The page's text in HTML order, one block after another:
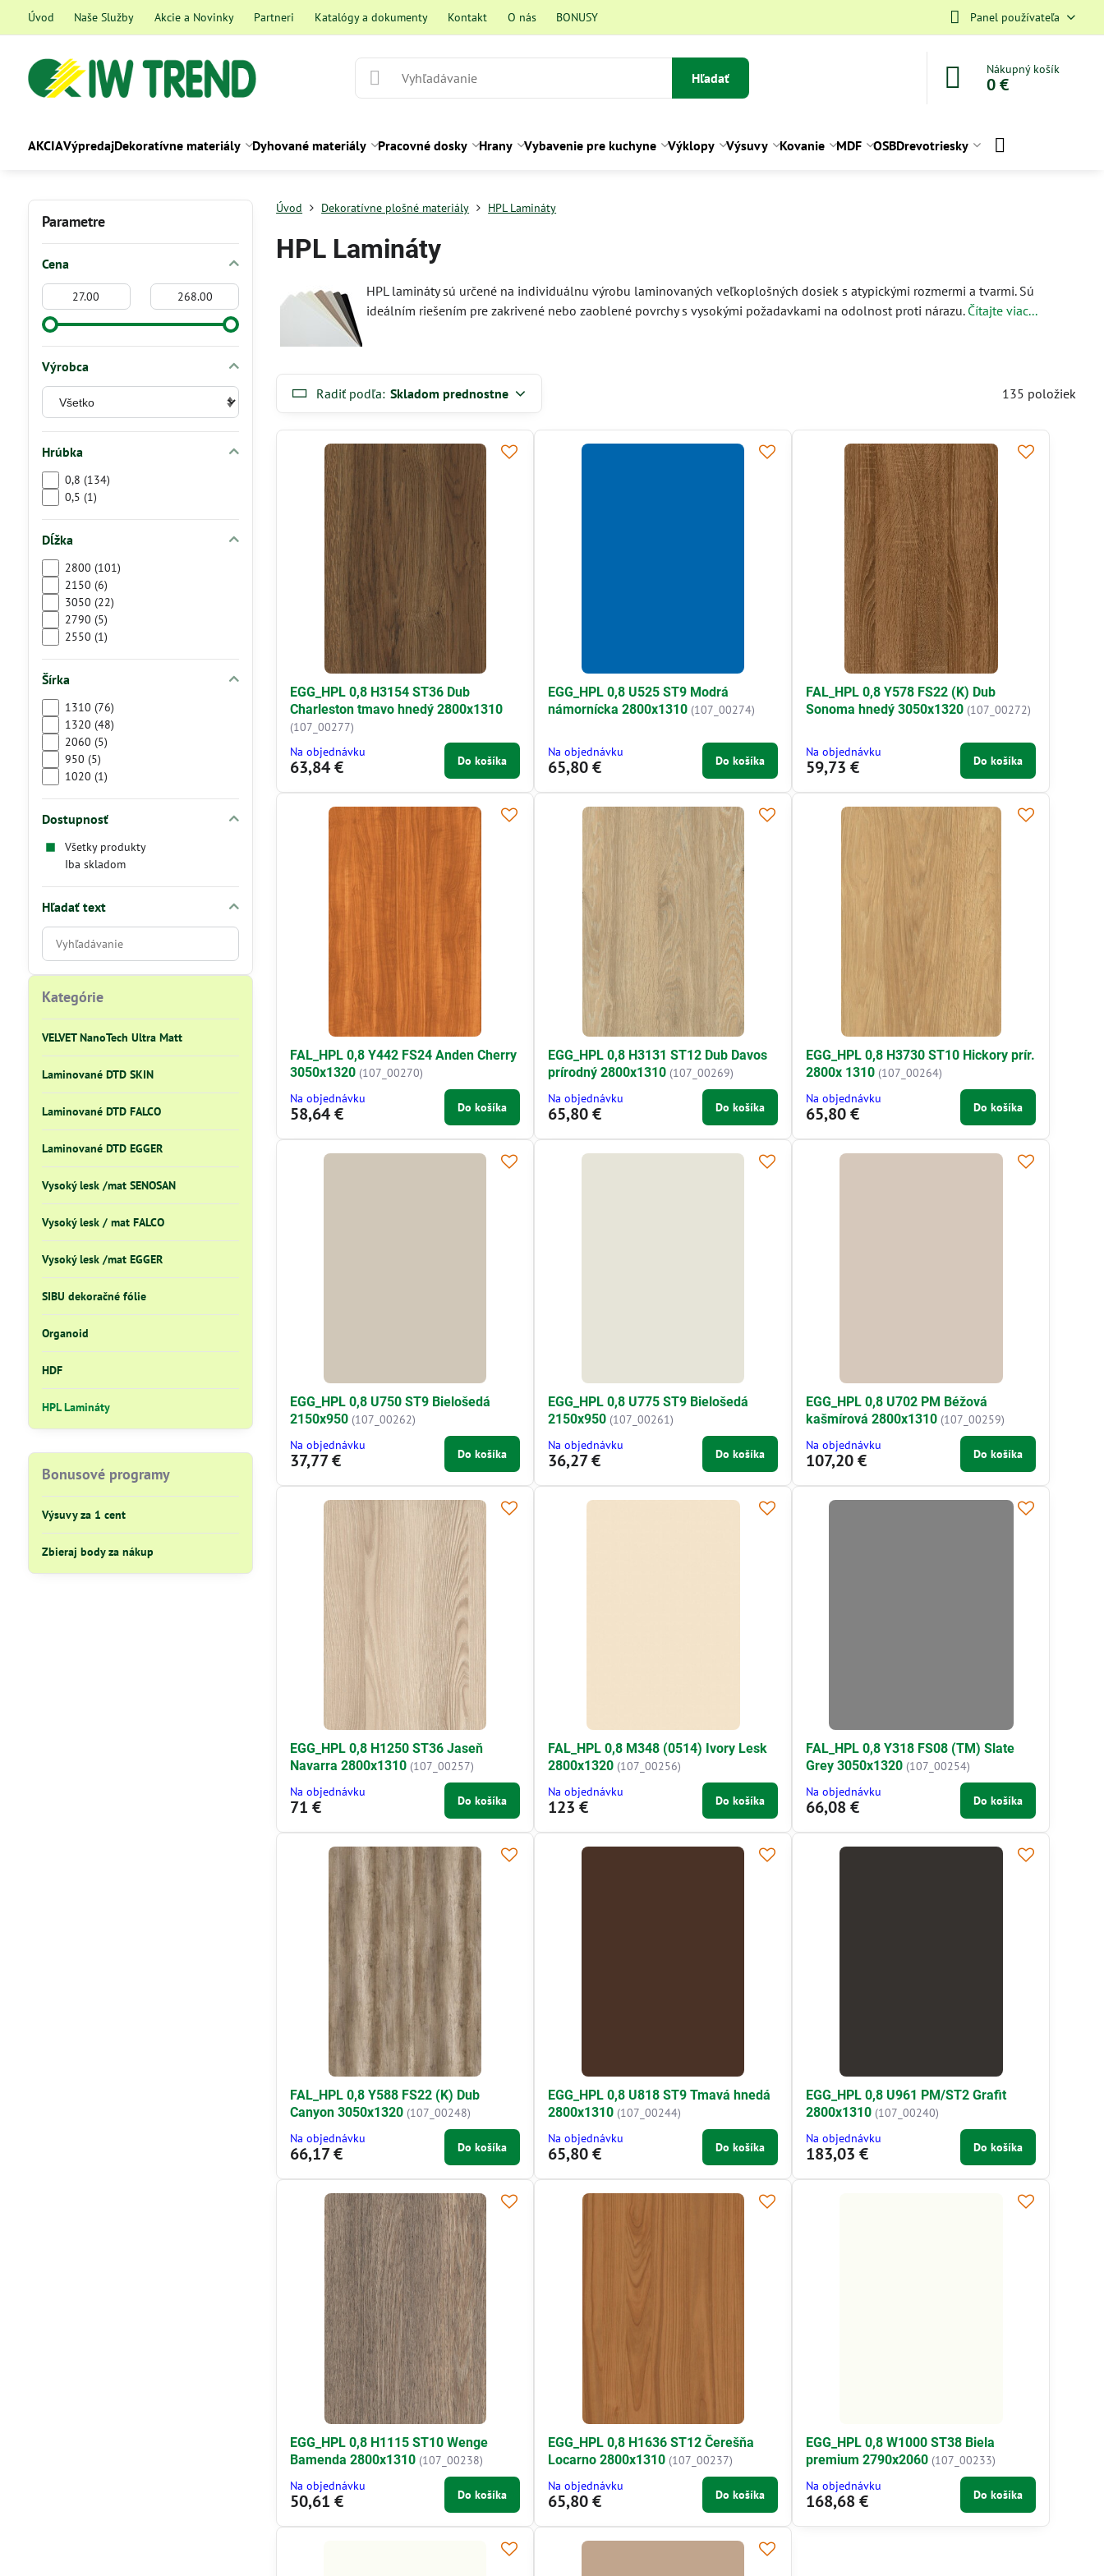
Úvod Naše Služby Akcie a Novinky Partneri Katalógy a dokumenty Kontakt O nás BONUSY Panel používateľa
Hľadať
Nákupný košík
0 €
AKCIAVýpredajDekoratívne materiály Dyhované materiály Pracovné dosky Hrany Vybavenie pre kuchyne Výklopy Výsuvy Kovanie MDF OSBDrevotriesky
Úvod Dekoratívne plošné materiály HPL Lamináty
HPL Lamináty
HPL lamináty sú určené na individuálnu výrobu laminovaných veľkoplošných dosiek s atypickými rozmermi a tvarmi. Sú
ideálním riešením pre zakrivené nebo zaoblené povrchy s vysokými požadavkami na odolnost proti nárazu. Čítajte viac...
Radiť podľa: Skladom prednostne 135 položiek
EGG_HPL 0,8 H3154 ST36 Dub
Charleston tmavo hnedý 2800x1310
(107_00277)
Na objednávku
63,84 € Do košíka
EGG_HPL 0,8 U525 ST9 Modrá
námornícka 2800x1310 (107_00274)
Na objednávku
65,80 € Do košíka
FAL_HPL 0,8 Y578 FS22 (K) Dub
Sonoma hnedý 3050x1320 (107_00272)
Na objednávku
59,73 € Do košíka
FAL_HPL 0,8 Y442 FS24 Anden Cherry
3050x1320 (107_00270)
Na objednávku
58,64 € Do košíka
EGG_HPL 0,8 H3131 ST12 Dub Davos
prírodný 2800x1310 (107_00269)
Na objednávku
65,80 € Do košíka
EGG_HPL 0,8 H3730 ST10 Hickory prír.
2800x 1310 (107_00264)
Na objednávku
65,80 € Do košíka
EGG_HPL 0,8 U750 ST9 Bielošedá
2150x950 (107_00262)
Na objednávku
37,77 € Do košíka
EGG_HPL 0,8 U775 ST9 Bielošedá
2150x950 (107_00261)
Na objednávku
36,27 € Do košíka
EGG_HPL 0,8 U702 PM Béžová
kašmírová 2800x1310 (107_00259)
Na objednávku
107,20 € Do košíka
EGG_HPL 0,8 H1250 ST36 Jaseň
Navarra 2800x1310 (107_00257)
Na objednávku
71 € Do košíka
FAL_HPL 0,8 M348 (0514) Ivory Lesk
2800x1320 (107_00256)
Na objednávku
123 € Do košíka
FAL_HPL 0,8 Y318 FS08 (TM) Slate
Grey 3050x1320 (107_00254)
Na objednávku
66,08 € Do košíka
FAL_HPL 0,8 Y588 FS22 (K) Dub
Canyon 3050x1320 (107_00248)
Na objednávku
66,17 € Do košíka
EGG_HPL 0,8 U818 ST9 Tmavá hnedá
2800x1310 (107_00244)
Na objednávku
65,80 € Do košíka
EGG_HPL 0,8 U961 PM/ST2 Grafit
2800x1310 (107_00240)
Na objednávku
183,03 € Do košíka
EGG_HPL 0,8 H1115 ST10 Wenge
Bamenda 2800x1310 (107_00238)
Na objednávku
50,61 € Do košíka
EGG_HPL 0,8 H1636 ST12 Čerešňa
Locarno 2800x1310 (107_00237)
Na objednávku
65,80 € Do košíka
EGG_HPL 0,8 W1000 ST38 Biela
premium 2790x2060 (107_00233)
Na objednávku
168,68 € Do košíka
Parametre
Cena
Od:
Do:
Výrobca
Hrúbka
0,8 (134)
0,5 (1)
Dĺžka
2800 (101)
2150 (6)
3050 (22)
2790 (5)
2550 (1)
Šírka
1310 (76)
1320 (48)
2060 (5)
950 (5)
1020 (1)
Dostupnosť
Všetky produkty
Iba skladom
Hľadať text
Prehľadať
výsledky
filtra
fulltextom
Kategórie
VELVET NanoTech Ultra Matt
Laminované DTD SKIN
Laminované DTD FALCO
Laminované DTD EGGER
Vysoký lesk /mat SENOSAN
Vysoký lesk / mat FALCO
Vysoký lesk /mat EGGER
SIBU dekoračné fólie
Organoid
HDF
HPL Lamináty
Bonusové programy
Výsuvy za 1 cent
Zbieraj body za nákup